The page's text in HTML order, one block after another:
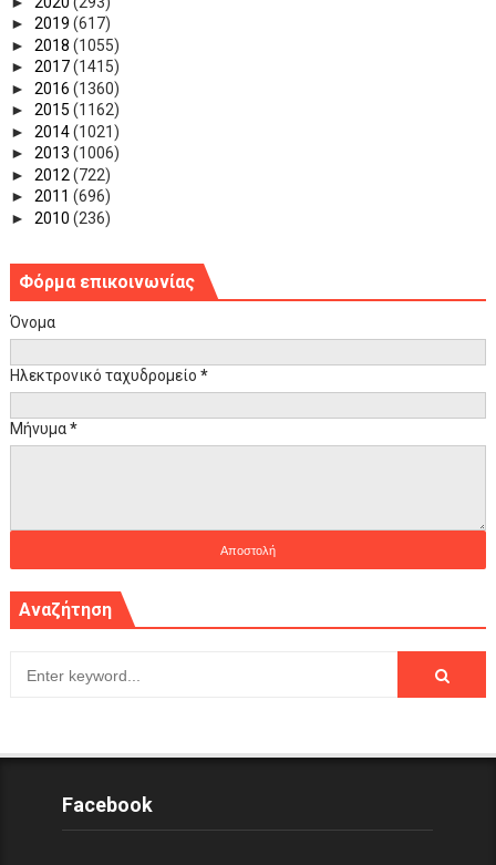
► 2019 (617)
► 2018 (1055)
► 2017(1415)
► 2016 (1360)
► 2015 (1162)
► 2014(1021)
► 2013 (1006)
► 2012 (722)
► 2011 (696)
► 2010 (236)
Φόρμα επικοινωνίας
Όνομα
Ηλεκτρονικό ταχυδρομείο *
Μήνυμα*
Αναζήτηση
Facebook